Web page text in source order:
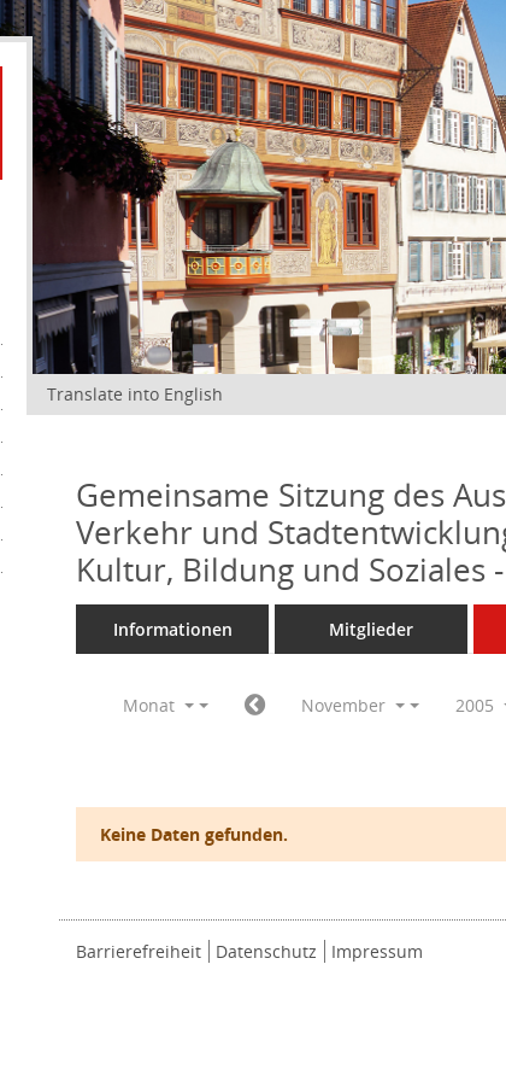
Translate into English
Gemeinsame Sitzung des
Verkehr und
Kultur, Bildung und Soziales
Informationen Mitglieder
Monat November 2005
Keine Daten gefunden.
Barrierefreiheit Datenschutz Impressum